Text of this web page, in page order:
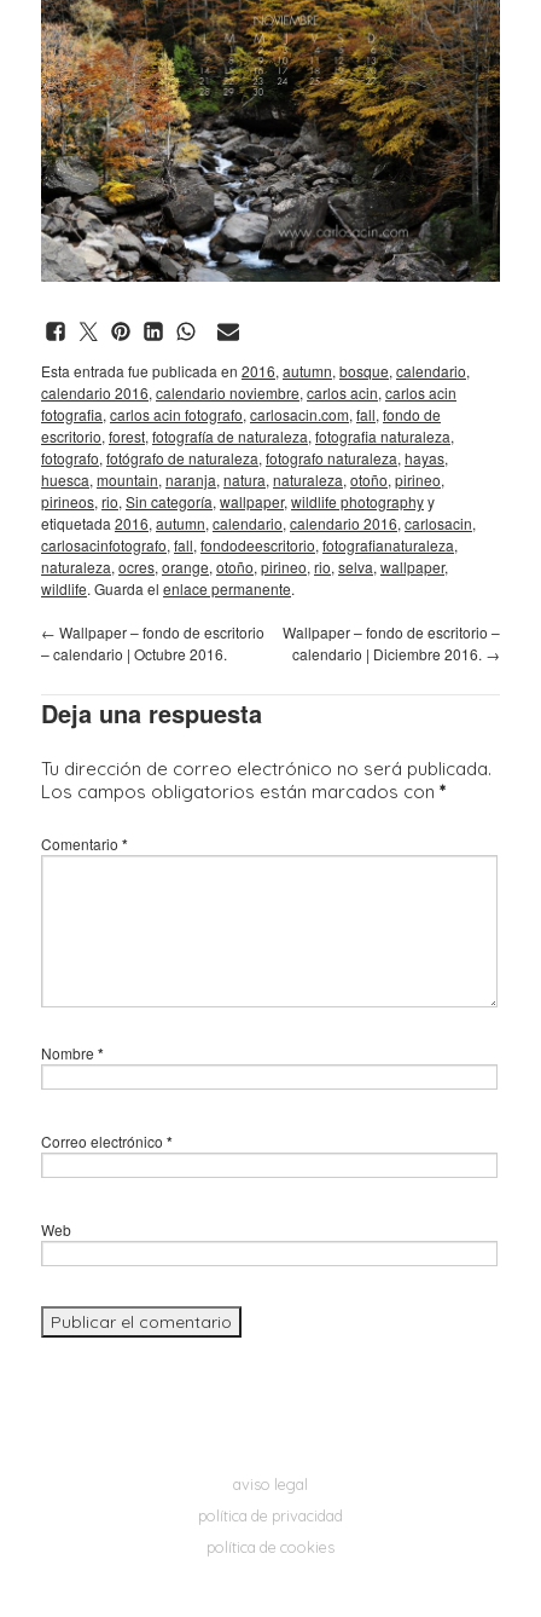
Esta entrada fue publicada en 2016, autumn, bosque, calendario,
calendario 2016, calendario noviembre, carlos acin, carlos acin
fotografia, carlos acin fotografo, carlosacin.com, fall, fondo de
escritorio, forest, fotografía de naturaleza, fotografia naturaleza,
fotografo, fotógrafo de naturaleza, fotografo naturaleza, hayas,
huesca, mountain, naranja, natura, naturaleza, otoño, pirineo,
pirineos, rio, Sin categoría, wallpaper, wildlife photographyy
etiquetada 2016, autumn, calendario, calendario 2016, carlosacin,
carlosacinfotografo, fall, fondodeescritorio, fotografianaturaleza,
naturaleza, ocres, orange, otoño, pirineo, rio, selva, wallpaper,
wildlife. Guarda el enlace permanente.
← Wallpaper – fondo de escritorio
– calendario | Octubre 2016.
Wallpaper – fondo de escritorio –
calendario | Diciembre 2016. →
Deja una respuesta
Tu dirección de correo electrónico no será publicada.
Los campos obligatorios están marcados con *
Comentario *
Nombre *
Correo electrónico *
Web
aviso legal
política de privacidad
política de cookies